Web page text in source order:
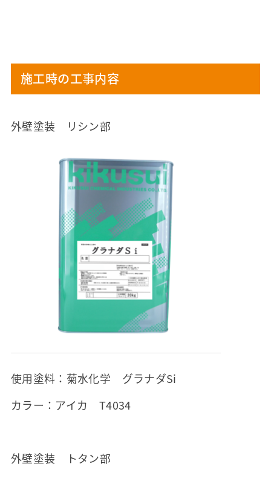
施工時の工事内容
外壁塗装 リシン部
使用塗料：菊水化学 グラナダSi
カラー：アイカ T4034
外壁塗装 トタン部